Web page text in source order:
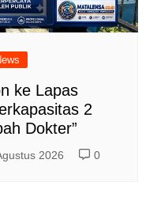
ke Lapas
2
Dokter”
2026 0